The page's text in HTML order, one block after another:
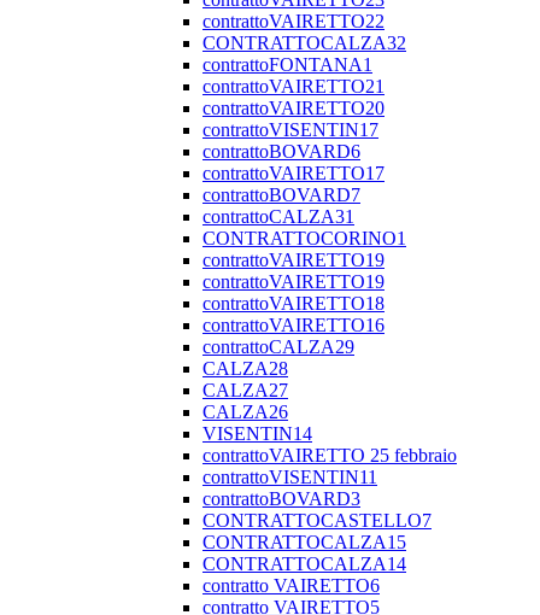
contrattoVAIRETTO22
CONTRATTOCALZA32
contrattoFONTANA1
contrattoVAIRETTO21
contrattoVAIRETTO20
contrattoVISENTIN17
contrattoBOVARD6
contrattoVAIRETTO17
contrattoBOVARD7
contrattoCALZA31
CONTRATTOCORINO1
contrattoVAIRETTO19
contrattoVAIRETTO19
contrattoVAIRETTO18
contrattoVAIRETTO16
contrattoCALZA29
CALZA28
CALZA27
CALZA26
VISENTIN14
contrattoVAIRETTO 25 febbraio
contrattoVISENTIN11
contrattoBOVARD3
CONTRATTOCASTELLO7
CONTRATTOCALZA15
CONTRATTOCALZA14
contratto VAIRETTO6
contratto VAIRETTO5